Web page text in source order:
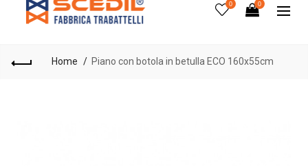
0 0
Home Piano con botola in betulla ECO 160x55cm